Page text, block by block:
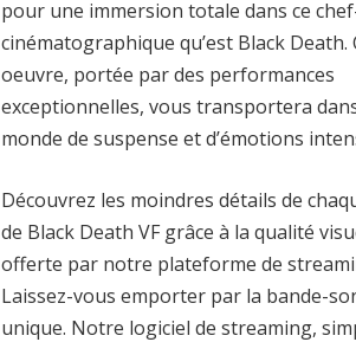
pour une immersion totale dans ce
cinématographique qu’est Black Death.
oeuvre, portée par des performances
exceptionnelles, vous transportera
monde de suspense et d’émotions
Découvrez les moindres détails de
de Black Death VF grâce à la qualité
offerte par notre plateforme de
Laissez-vous emporter par la bande-
unique. Notre logiciel de streaming,